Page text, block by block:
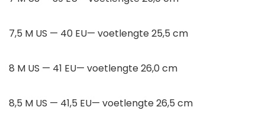
7,5 M US — 40 EU— voetlengte 25,5 cm
8 M US — 41 EU— voetlengte 26,0 cm
8,5 M US — 41,5 EU— voetlengte 26,5 cm